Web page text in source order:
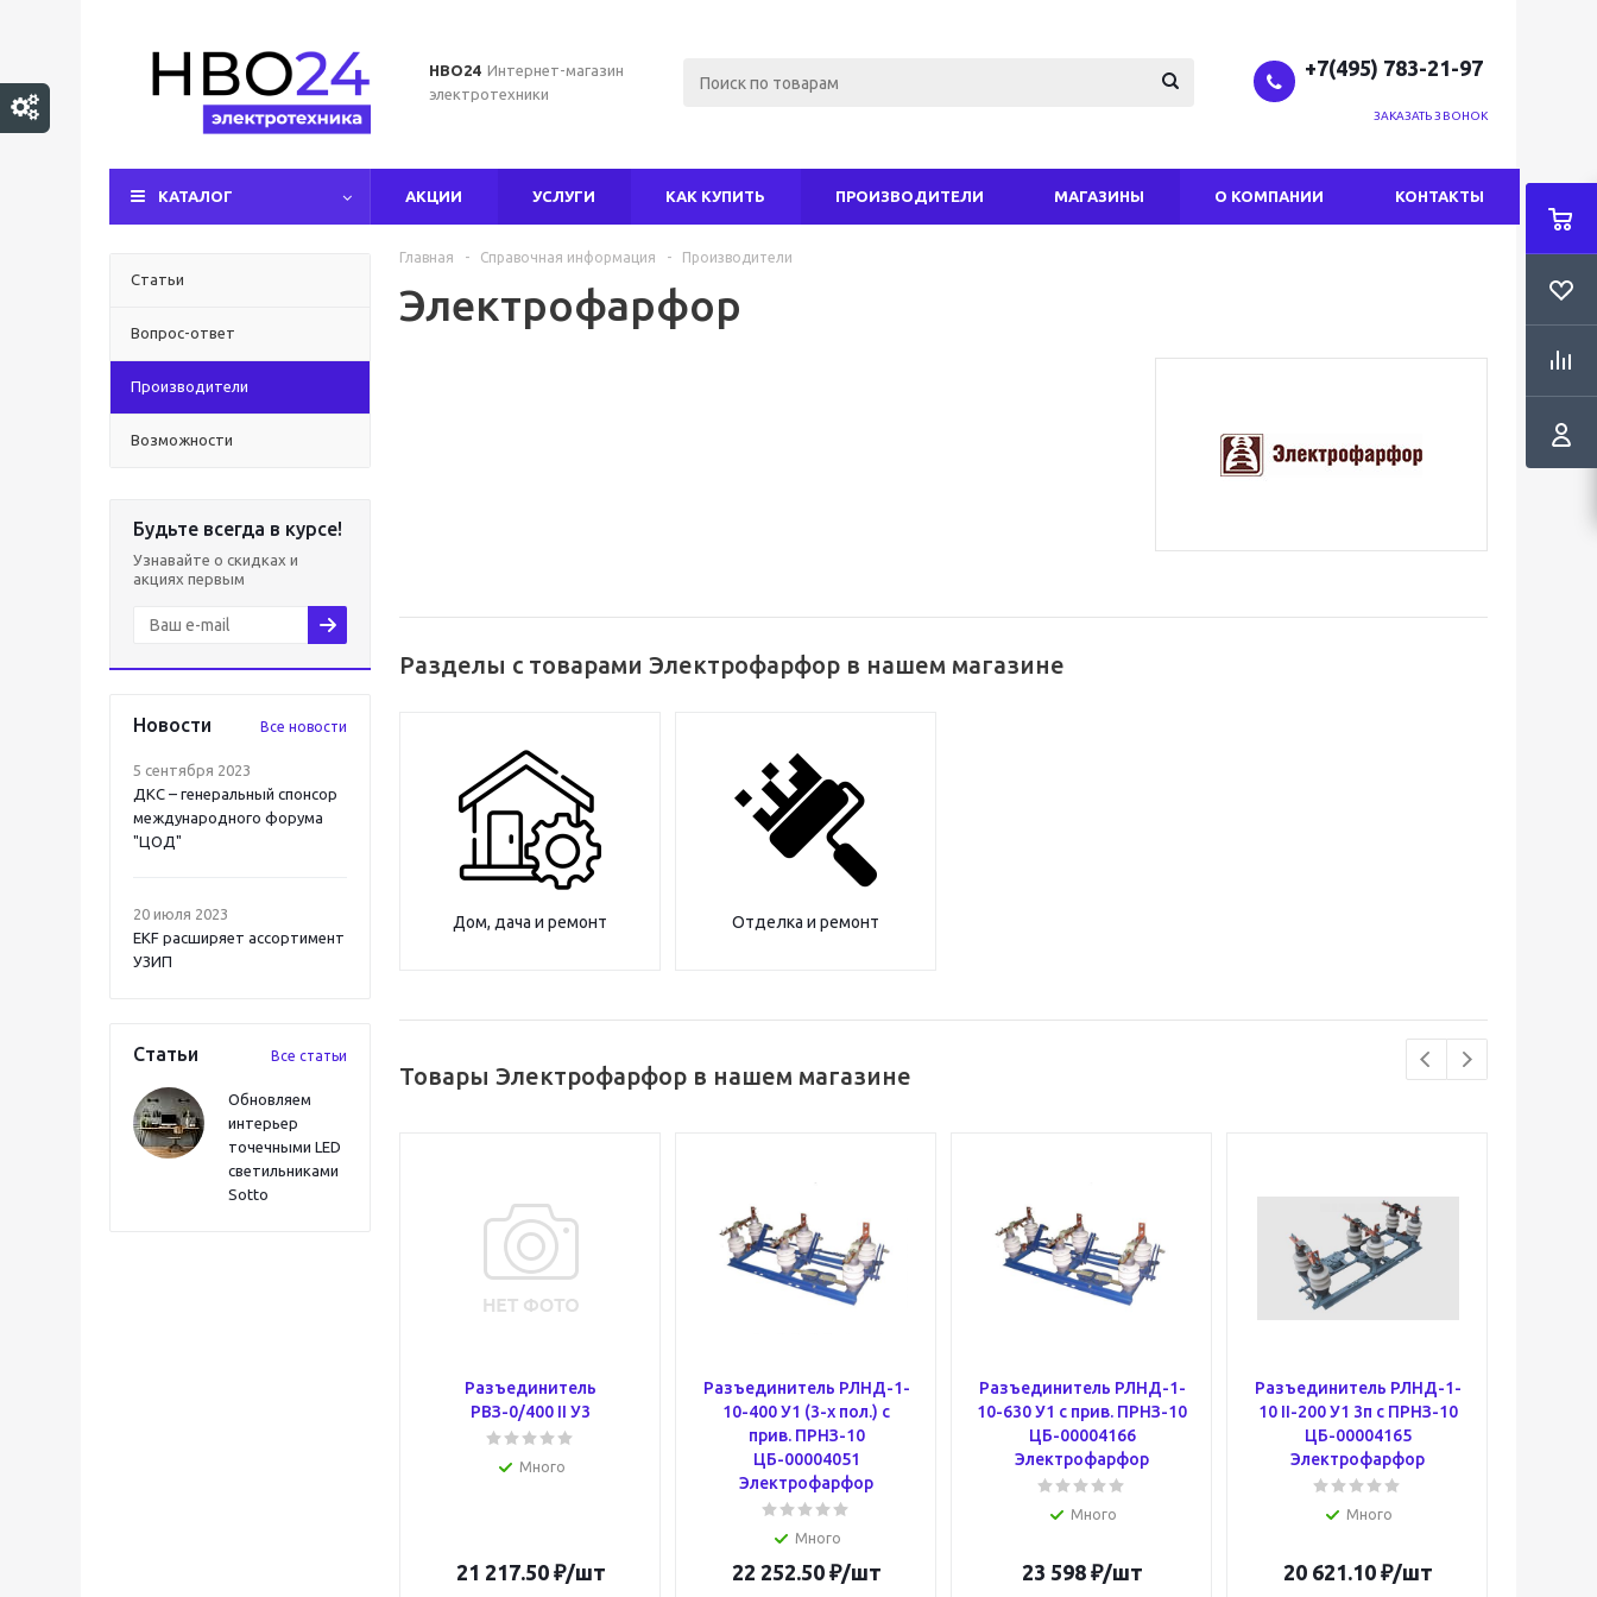
НВО24 Интернет-магазин
электротехники
+7(495) 783-21-97
ЗАКАЗАТЬ ЗВОНОК
КАТАЛОГ АКЦИИ УСЛУГИ КАК КУПИТЬ ПРОИЗВОДИТЕЛИ МАГАЗИНЫ О КОМПАНИИ КОНТАКТЫ
Статьи
Вопрос-ответ
Производители
Возможности
Будьте всегда в курсе!
Узнавайте о скидках и
акциях первым
Новости Все новости
5 сентября 2023
ДКС – генеральный спонсор
международного форума
"ЦОД"
20 июля 2023
EKF расширяет ассортимент
УЗИП
Статьи Все статьи
Обновляем
интерьер
точечными LED
светильниками
Sotto
Главная - Справочная информация - Производители
Электрофарфор
Разделы с товарами Электрофарфор в нашем магазине
Дом, дача и ремонт Отделка и ремонт
Товары Электрофарфор в нашем магазине
Разъединитель
РВЗ-0/400 II У3
Много
21 217.50₽/шт
Разъединитель РЛНД-1-
10-400 У1 (3-х пол.) с
прив. ПРНЗ-10
ЦБ-00004051
Электрофарфор
Много
22 252.50₽/шт
Разъединитель РЛНД-1-
10-630 У1 с прив. ПРНЗ-10
ЦБ-00004166
Электрофарфор
Много
23 598₽/шт
Разъединитель РЛНД-1-
10 II-200 У1 3п с ПРНЗ-10
ЦБ-00004165
Электрофарфор
Много
20 621.10₽/шт